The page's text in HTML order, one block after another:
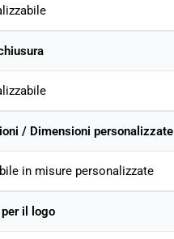
/ Dimensioni personalizzate
in misure personalizzate
il logo